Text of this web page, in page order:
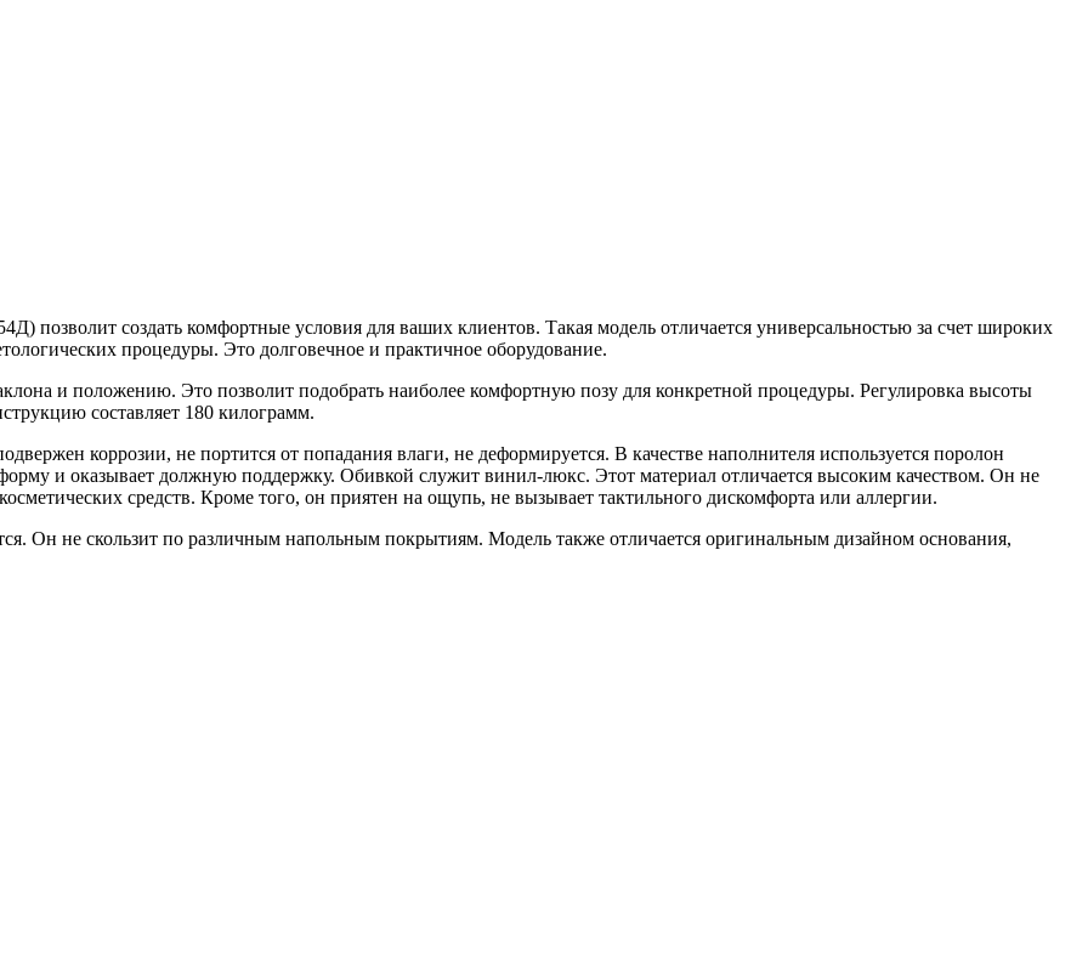
позволит создать комфортные условия для ваших клиентов. Такая модель отличается универсальностью за счет широких
процедуры. Это долговечное и практичное оборудование.
и положению. Это позволит подобрать наиболее комфортную позу для конкретной процедуры. Регулировка высоты
составляет 180 килограмм.
коррозии, не портится от попадания влаги, не деформируется. В качестве наполнителя используется поролон
и оказывает должную поддержку. Обивкой служит винил-люкс. Этот материал отличается высоким качеством. Он не
средств. Кроме того, он приятен на ощупь, не вызывает тактильного дискомфорта или аллергии.
Он не скользит по различным напольным покрытиям. Модель также отличается оригинальным дизайном основания,